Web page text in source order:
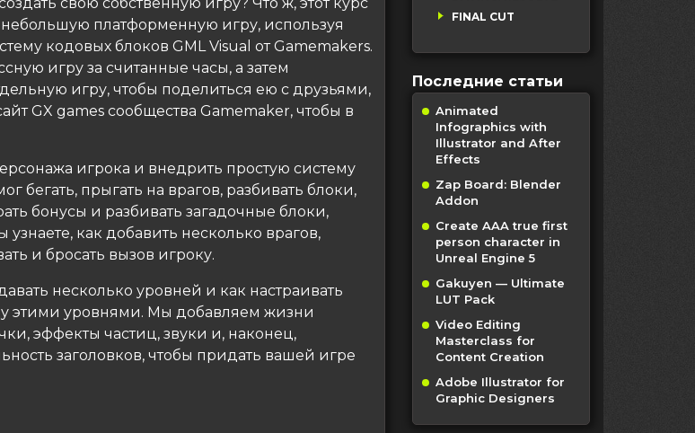
небольшую платформенную игру, используя
кодовых блоков GML Visual от Gamemakers.
игру за считанные часы, а затем
игру, чтобы поделиться ею с друзьями,
GX games сообщества Gamemaker, чтобы в
игрока и внедрить простую систему
бегать, прыгать на врагов, разбивать блоки,
бонусы и разбивать загадочные блоки,
как добавить несколько врагов,
и бросать вызов игроку.
несколько уровней и как настраивать
этими уровнями. Мы добавляем жизни
эффекты частиц, звуки и, наконец,
заголовков, чтобы придать вашей игре
FINAL CUT
Последние статьи
Animated
Infographics with
Illustrator and After
Effects
Zap Board: Blender
Addon
Create AAA true first
person character in
Unreal Engine 5
Gakuyen — Ultimate
LUT Pack
Video Editing
Masterclass for
Content Creation
Adobe Illustrator for
Graphic Designers